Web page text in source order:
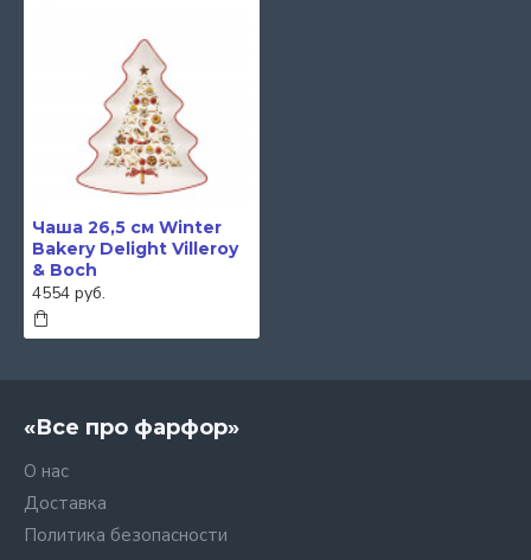
Чаша 26,5 см Winter
Bakery Delight Villeroy
& Boch
4554 руб.
«Все про фарфор»
О нас
Доставка
Политика безопасности